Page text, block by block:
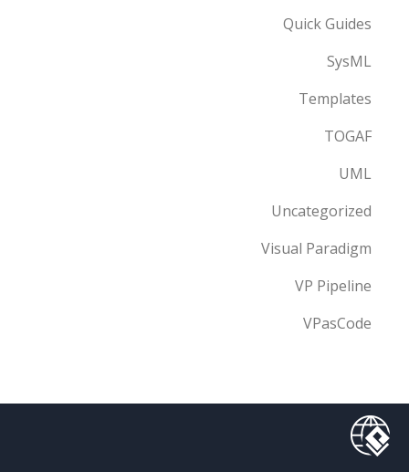
Quick Guides
SysML
Templates
TOGAF
UML
Uncategorized
Visual Paradigm
VP Pipeline
VPasCode